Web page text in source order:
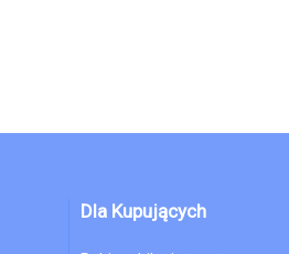
Dla Kupujących